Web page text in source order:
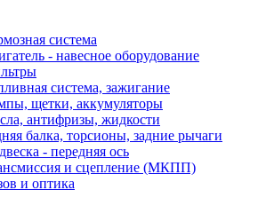
система
- навесное оборудование
система, зажигание
щетки, аккумуляторы
антифризы, жидкости
балка, торсионы, задние рычаги
- передняя ось
и сцепление (МКПП)
и оптика